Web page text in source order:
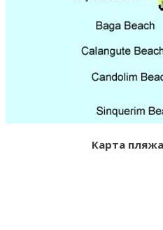
Карта